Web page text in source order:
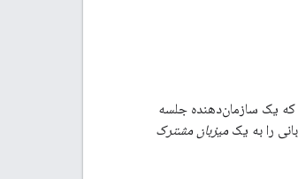
یک سازمان‌دهنده جلسه
را به یک میزبان مشترک